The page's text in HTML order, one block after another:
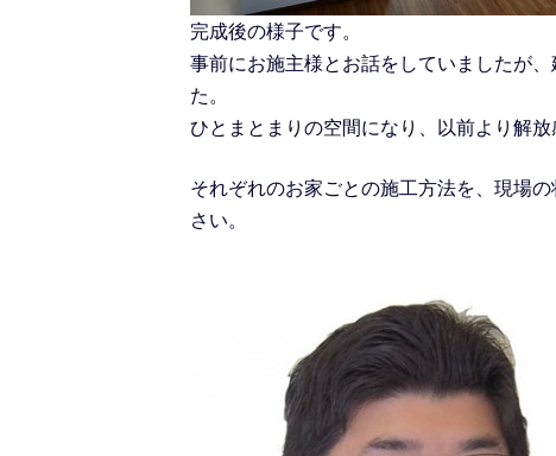
完成後の様子です。
事前にお施主様とお話をしていましたが
た。
ひとまとまりの空間になり、以前より解放
それぞれのお家ごとの施工方法を、現場
さい。